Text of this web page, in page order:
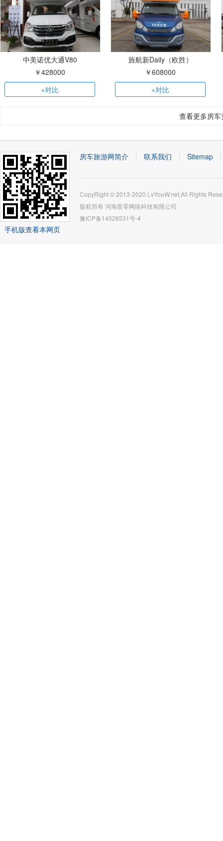
中美诺优大通V80
￥428000
+对比
旌航新Daily（欧胜）
￥608000
+对比
查看更多房
手机版查看本网页
房车旅游网简介 联系我们 Sitemap
CopyRight © 2013-2020 LvYouW.net,All Rights
版权所有河南星零网络科技有限公司
豫ICP备14026531号-4